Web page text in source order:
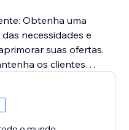
Obtenha uma
necessidades e
suas ofertas.
os clientes
insights acionáveis
que promovam o